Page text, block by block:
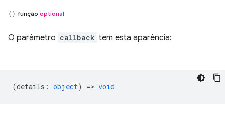
função optional
O parâmetro callback tem esta aparência:
(details : object) => void